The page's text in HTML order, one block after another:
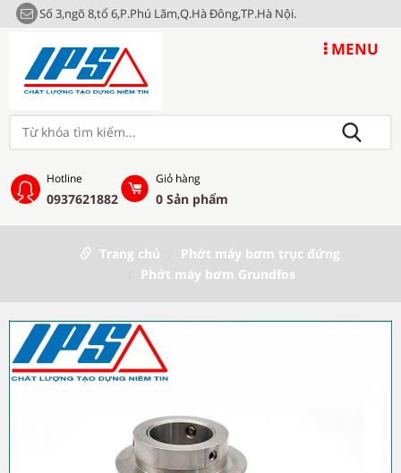
Số 3,ngõ 8,tổ 6,P.Phú Lãm,Q.Hà Đông,TP.Hà Nội.
MENU
Hotline
0937621882
Giỏ hàng
0 Sản phẩm
Trang chủ
Phớt máy bơm trục đứng
Phớt máy bơm Grundfos